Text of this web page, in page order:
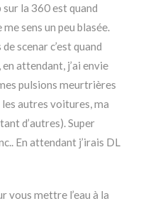
la 360 est quand
sens un peu blasée.
scenar c’est quand
attendant, j’ai envie
pulsions meurtrières
autres voitures, ma
d’autres). Super
En attendant j’irais DL
vous mettre l’eau à la